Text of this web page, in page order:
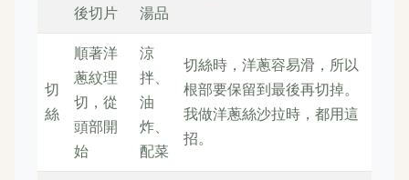
後切片
湯品
切
絲
順著洋
蔥紋理
切，從
頭部開
始
涼
拌、
油
炸、
配菜
切絲時，洋蔥容易滑，所以
根部要保留到最後再切掉。
我做洋蔥絲沙拉時，都用這
招。